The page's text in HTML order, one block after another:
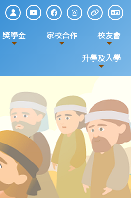
獎學金 家校合作 校友會
升學及入學